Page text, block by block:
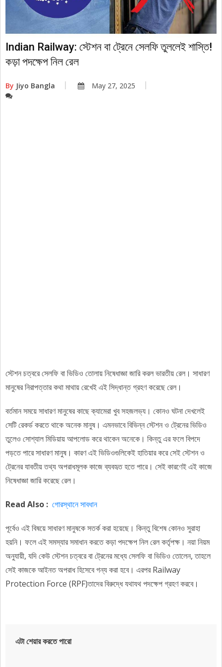
Indian Railway: স্টেশন বা ট্রেনে সেলফি তুললেই শাস্তি!
কড়া পদক্ষেপ নিল রেল
By Jiyo Bangla May 27, 2025
স্টেশন চত্বরে সেলফি বা ভিডিও তোলায় নিষেধাজ্ঞা জারি করল ভারতীয় রেল। সাধারণ
মানুষের নিরাপত্তার কথা মাথায় রেখেই এই সিদ্ধান্ত গ্রহণ করেছে রেল।
বর্তমান সময়ে সাধারণ মানুষের কাছে ক্যামেরা খুব সহজলভ্য। কোনও ঘটনা দেখলেই
সেটি রেকর্ড করতে থাকে অনেক মানুষ। এমনভাবে বিভিন্ন স্টেশন ও ট্রেনের ভিডিও
তুলেও সোশ্যাল মিডিয়ায় আপলোড করে থাকেন অনেকে। কিন্তু এর ফলে বিপদে
পড়তে পারে সাধারণ মানুষ। কারণ এই ভিডিওগুলিকেই হাতিয়ার করে সেই স্টেশন ও
ট্রেনের যাবতীয় তথ্য অপরাধমূলক কাজে ব্যবহৃত হতে পারে। সেই কারণেই এই কাজে
নিষেধাজ্ঞা জারি করেছে রেল।
Read Also : গোরস্থানে সাবধান
পূর্বেও এই বিষয়ে সাধারণ মানুষকে সতর্ক করা হয়েছে। কিন্তু বিশেষ কোনও সুরাহা
হয়নি। ফলে এই সমস্যার সমাধান করতে কড়া পদক্ষেপ নিল রেল কর্তৃপক্ষ। নয়া নিয়ম
অনুযায়ী, যদি কেউ স্টেশন চত্বরে বা ট্রেনের মধ্যে সেলফি বা ভিডিও তোলেন, তাহলে
সেই কাজকে আইনত অপরাধ হিসেবে গন্য করা হবে। এরপর Railway
Protection Force (RPF)তাদের বিরুদ্ধে যথাযথ পদক্ষেপ গ্রহণ করবে।
এটা শেয়ার করতে পারো